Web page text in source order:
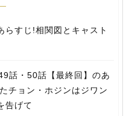
らすじ!相関図とキャスト
話・50話【最終回】のあ
チョン・ホジンはジワン
告げて